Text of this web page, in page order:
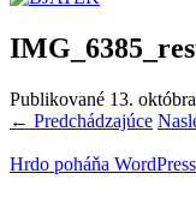
Publikované 13.
← Predchádzajúce
Hrdo poháňa WordPress